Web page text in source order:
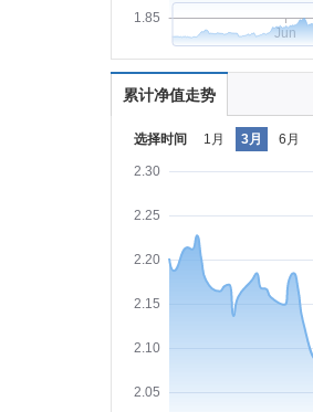
1.85
Jun
累计净值走势
选择时间 1月 3月 6月
2.05
2.10
2.15
2.20
2.25
2.30